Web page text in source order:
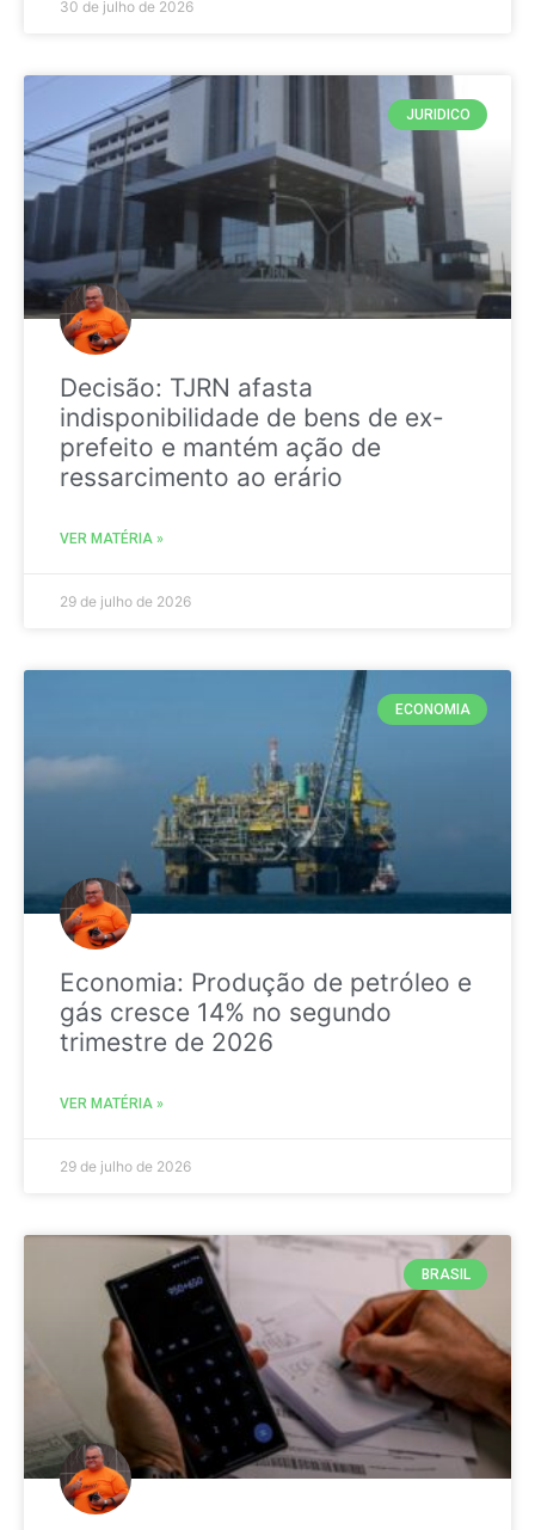
30 de julho de 2026
JURIDICO
Decisão: TJRN afasta
indisponibilidade de bens de ex-
prefeito e mantém ação de
ressarcimento ao erário
VER MATÉRIA »
29 de julho de 2026
ECONOMIA
Economia: Produção de petróleo e
gás cresce 14% no segundo
trimestre de 2026
VER MATÉRIA »
29 de julho de 2026
BRASIL